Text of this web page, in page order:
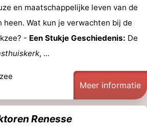
en maatschappelijke leven van de
heen. Wat kun je verwachten bij de
- Een Stukje Geschiedenis: De
, ...
Meer informatie
Renesse